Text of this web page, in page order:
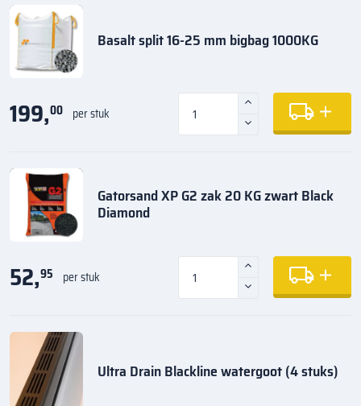
Basalt split 16-25 mm bigbag 1000KG
199,00 per stuk
Gatorsand XP G2 zak 20 KG zwart Black
Diamond
52,95 per stuk
Ultra Drain Blackline watergoot (4 stuks)